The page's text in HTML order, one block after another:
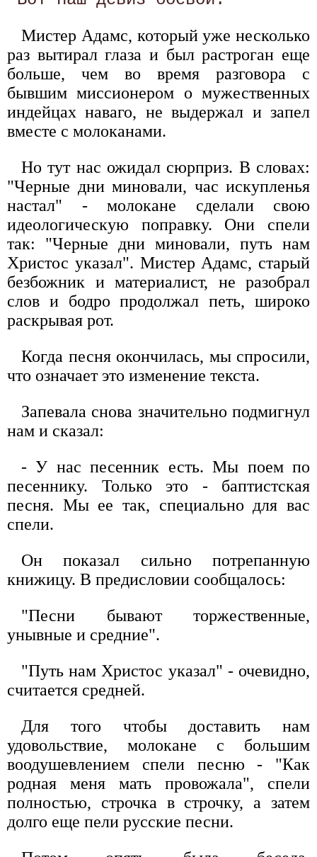
Мистер Адамс, который уже несколько
раз вытирал глаза и был растроган еще
больше, чем во время разговора с
бывшим миссионером о мужественных
индейцах наваго, не выдержал и запел
вместе с молоканами.
Но тут нас ожидал сюрприз. В словах:
"Черные дни миновали, час искупленья
настал" - молокане сделали свою
идеологическую поправку. Они спели
так: "Черные дни миновали, путь нам
Христос указал". Мистер Адамс, старый
безбожник и материалист, не разобрал
слов и бодро продолжал петь, широко
раскрывая рот.
Когда песня окончилась, мы спросили,
что означает это изменение текста.
Запевала снова значительно подмигнул
нам и сказал:
- У нас песенник есть. Мы поем по
песеннику. Только это - баптистская
песня. Мы ее так, специально для вас
спели.
Он показал сильно потрепанную
книжицу. В предисловии сообщалось:
"Песни бывают торжественные,
унывные и средние".
"Путь нам Христос указал" - очевидно,
считается средней.
Для того чтобы доставить нам
удовольствие, молокане с большим
воодушевлением спели песню - "Как
родная меня мать провожала", спели
полностью, строчка в строчку, а затем
долго еще пели русские песни.